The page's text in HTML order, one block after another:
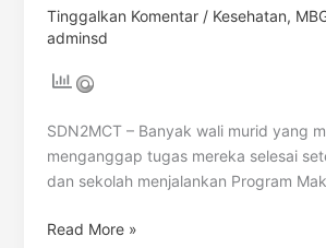
Tinggalkan Komentar / Kesehatan,
adminsd
SDN2MCT – Banyak wali murid yang
menganggap tugas mereka selesai
dan sekolah menjalankan Program
Read More »